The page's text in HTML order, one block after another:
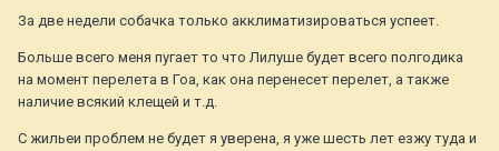
За две недели собачка только акклиматизироваться успеет.
Больше всего меня пугает то что Лилуше будет всего полгодика
на момент перелета в Гоа, как она перенесет перелет, а также
наличие всякий клещей и т.д.
С жильеи проблем не будет я уверена, я уже шесть лет езжу туда и